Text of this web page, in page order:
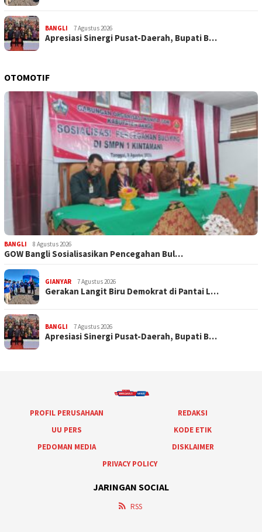
BANGLI 7 Agustus 2026
Apresiasi Sinergi Pusat-Daerah, Bupati B…
OTOMOTIF
BANGLI 8 Agustus 2026
GOW Bangli Sosialisasikan Pencegahan Bul…
GIANYAR 7 Agustus 2026
Gerakan Langit Biru Demokrat di Pantai L…
BANGLI 7 Agustus 2026
Apresiasi Sinergi Pusat-Daerah, Bupati B…
PROFIL PERUSAHAAN
REDAKSI
UU PERS
KODE ETIK
PEDOMAN MEDIA
DISKLAIMER
PRIVACY POLICY
JARINGAN SOCIAL
RSS